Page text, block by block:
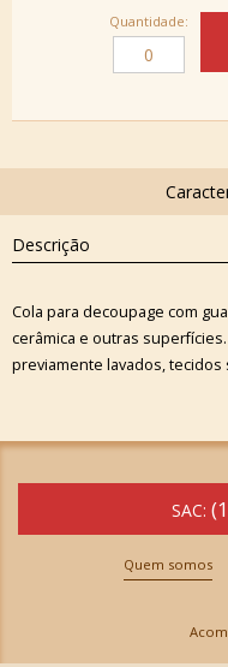
Quantidade:
Descrição
Cola para decoupage com
cerâmica e outras
previamente lavados,
SAC:
Quem somos